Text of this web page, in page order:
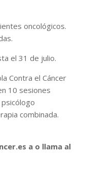
oncológicos.
el 31 de julio.
Contra el Cáncer
10 sesiones
combinada.
a o llama al